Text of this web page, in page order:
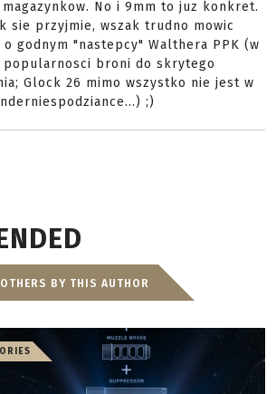
No i 9mm to juz konkret.
sie przyjmie, wszak trudno mowic
o godnym "nastepcy" Walthera PPK (w
popularnosci broni do skrytego
Glock 26 mimo wszystko nie jest w
;)
OTHERS BY THIS AUTHOR